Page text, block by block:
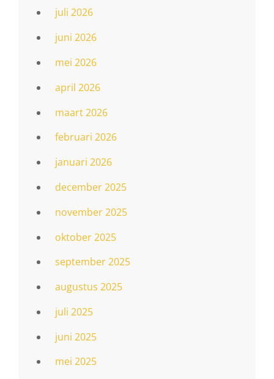
juli 2026
juni 2026
mei 2026
april 2026
maart 2026
februari 2026
januari 2026
december 2025
november 2025
oktober 2025
september 2025
augustus 2025
juli 2025
juni 2025
mei 2025